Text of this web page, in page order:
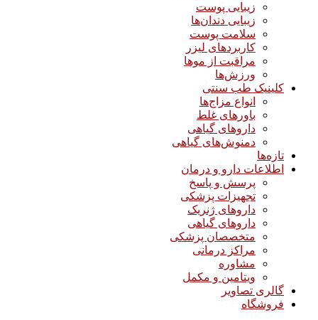
زیبایی پوست
زیبایی دندان‌ها
سلامت پوست
کاربردهای لیزر
مراقبت از موها
ورزش‌ها
کلینیک طب سنتی
انواع مزاج‌ها
باورهای غلط
داروهای گیاهی
دمنوش‌های گیاهی
تازه‌ها
اطلاعات دارو و درمان
پرسش و پاسخ
تجهیزات پزشکی
داروهای ژنریک
داروهای گیاهی
متخصصان پزشکی
مراکز درمانی
مشاوره
ویتامین و مکمل
گالری تصاویر
فروشگاه